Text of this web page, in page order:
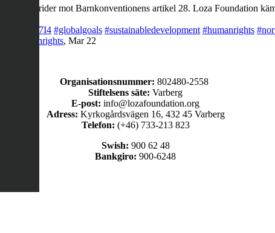
det strider mot Barnkonventionens artikel 28. Loza Foundation
#globalgoals #sustainabledevelopment #humanrights
#humanrights, Mar 22
Organisationsnummer: 802480-2558
Stiftelsens säte: Varberg
E-post: info@lozafoundation.org
Adress: Kyrkogårdsvägen 16, 432 45 Varberg
Telefon: (+46) 733-213 823
Swish: 900 62 48
Bankgiro: 900-6248